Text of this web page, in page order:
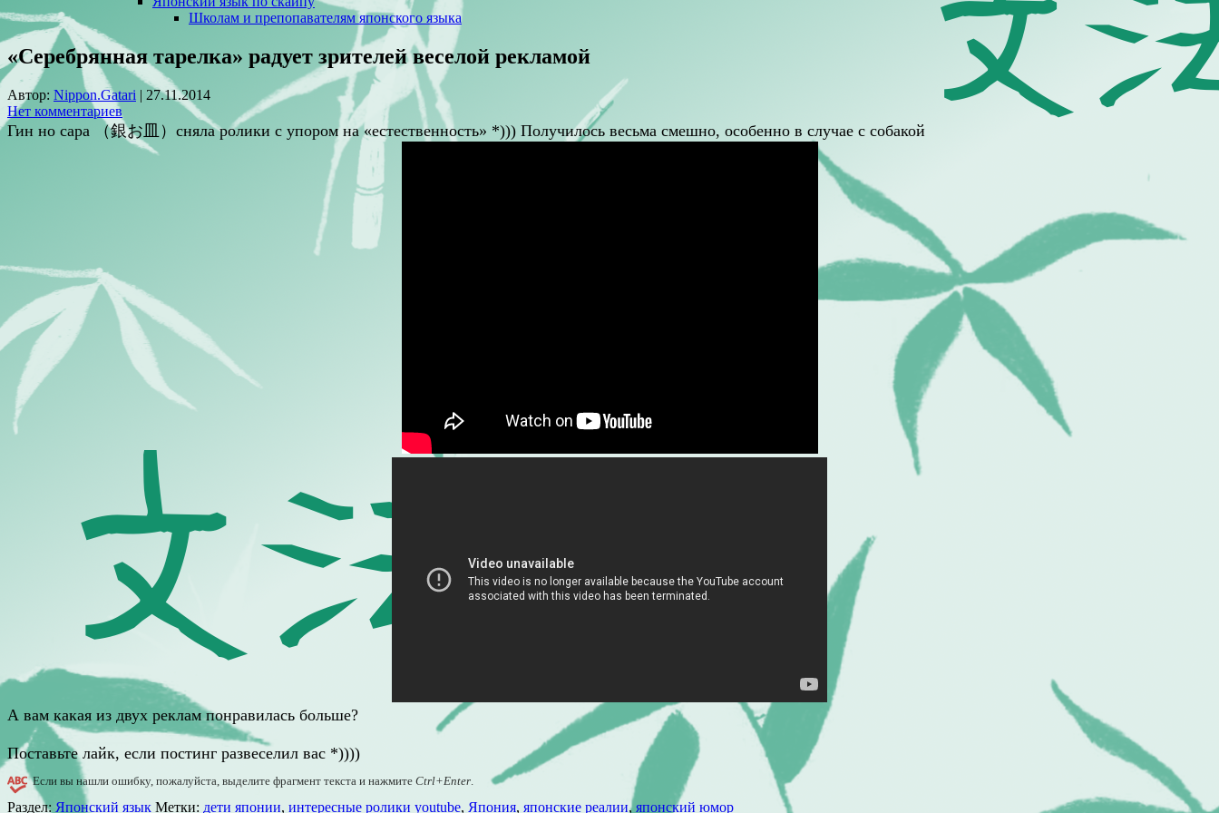
Школам и препопавателям японского языка
«Серебрянная тарелка» радует зрителей веселой рекламой
Автор: Nippon.Gatari | 27.11.2014
Нет комментариев
Гин но сара （銀お皿）сняла ролики с упором на «естественность» *))) Получилось весьма смешно, особенно в случае с собакой
А вам какая из двух реклам понравилась больше?
Поставьте лайк, если постинг развеселил вас *))))
Если вы нашли ошибку, пожалуйста, выделите фрагмент текста и нажмите Ctrl+Enter
Раздел: Японский язык Метки: дети японии, интересные ролики youtube, Япония, японские реалии, японский юмор